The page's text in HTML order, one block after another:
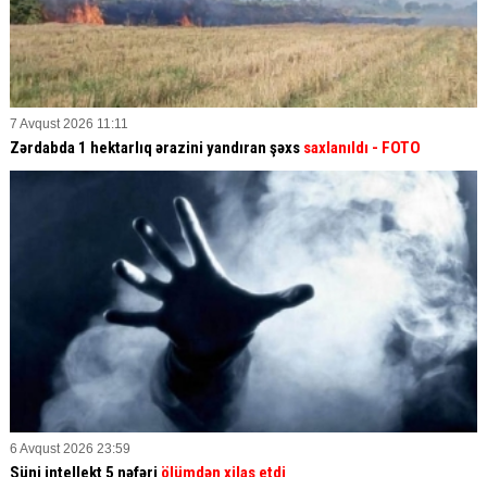
7 Avqust 2026 11:11
Zərdabda 1 hektarlıq ərazini yandıran şəxs saxlanıldı - FOTO
6 Avqust 2026 23:59
Süni intellekt 5 nəfəri ölümdən xilas etdi